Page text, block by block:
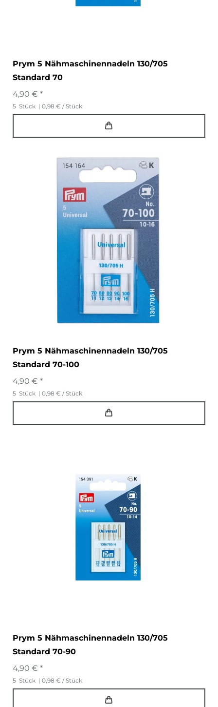
Prym 5 Nähmaschinennadeln 130/705
Standard 70
4,90 € *
5 Stück | 0,98 € / Stück
Prym 5 Nähmaschinennadeln 130/705
Standard 70-100
4,90 € *
5 Stück | 0,98 € / Stück
Prym 5 Nähmaschinennadeln 130/705
Standard 70-90
4,90 € *
5 Stück | 0,98 € / Stück